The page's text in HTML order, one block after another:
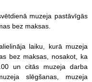
muzeja pastāvīgās
bez maksas.
laiku, kurā muzeja
bez maksas, nosakot, ka
un citās muzeja darba
slēgšanas, muzeja